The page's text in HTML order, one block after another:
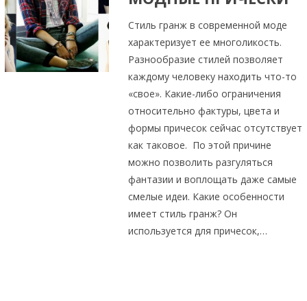
Стиль гранж в современной моде
характеризует ее многоликость.
Разнообразие стилей позволяет
каждому человеку находить что-то
«свое». Какие-либо ограничения
относительно фактуры, цвета и
формы причесок сейчас отсутствует
как таковое. По этой причине
можно позволить разгуляться
фантазии и воплощать даже самые
смелые идеи. Какие особенности
имеет стиль гранж? Он
используется для причесок,…